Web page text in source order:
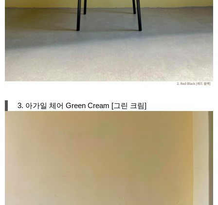
3. 아가일 체어 Green Cream [그린 크림]